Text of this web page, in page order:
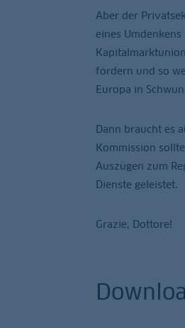
Aber der
eines
fördern und so
Europa in
Dann braucht es
Kommission
Auszügen zum
Dienste geleistet.
Grazie, Dottore!